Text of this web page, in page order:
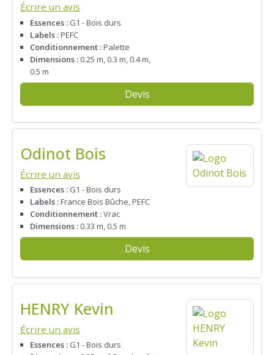
Écrire un avis
Essences : G1 - Bois durs
Labels :PEFC
Conditionnement :Palette
Dimensions : 0.25 m, 0.3 m, 0.4 m,
0.5 m
Devis
Odinot Bois
Écrire un avis
Essences : G1 - Bois durs
Labels :France Bois Bûche, PEFC
Conditionnement :Vrac
Dimensions : 0.33 m, 0.5 m
Devis
HENRY Kevin
Écrire un avis
Essences : G1 - Bois durs